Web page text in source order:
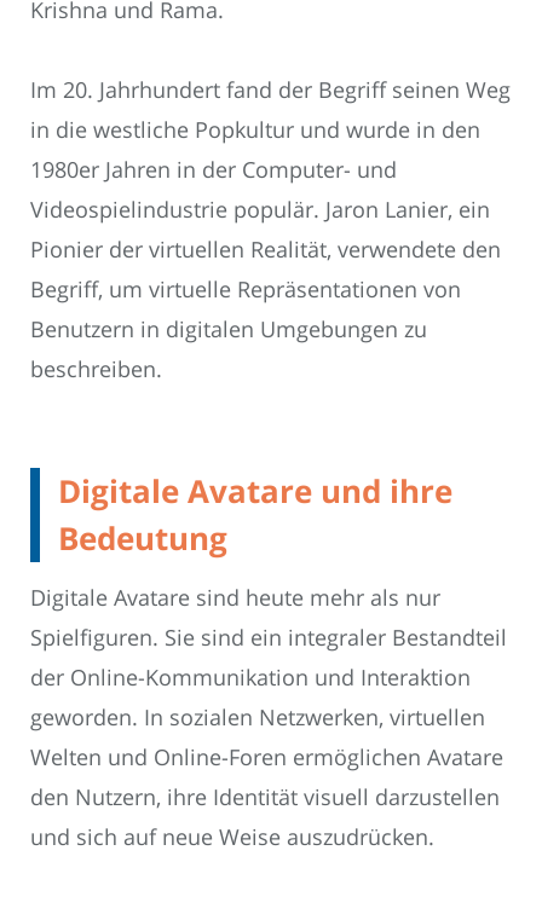
Krishna und Rama.
Im 20. Jahrhundert fand der Begriff seinen Weg
in die westliche Popkultur und wurde in den
1980er Jahren in der Computer- und
Videospielindustrie populär. Jaron Lanier, ein
Pionier der virtuellen Realität, verwendete den
Begriff, um virtuelle Repräsentationen von
Benutzern in digitalen Umgebungen zu
beschreiben.
Digitale Avatare und ihre
Bedeutung
Digitale Avatare sind heute mehr als nur
Spielfiguren. Sie sind ein integraler Bestandteil
der Online-Kommunikation und Interaktion
geworden. In sozialen Netzwerken, virtuellen
Welten und Online-Foren ermöglichen Avatare
den Nutzern, ihre Identität visuell darzustellen
und sich auf neue Weise auszudrücken.